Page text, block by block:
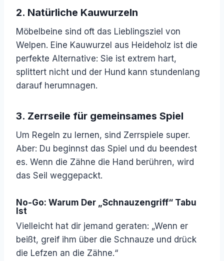
2. Natürliche Kauwurzeln
Möbelbeine sind oft das Lieblingsziel von
Welpen. Eine Kauwurzel aus Heideholz ist die
perfekte Alternative: Sie ist extrem hart,
splittert nicht und der Hund kann stundenlang
darauf herumnagen.
3. Zerrseile für gemeinsames Spiel
Um Regeln zu lernen, sind Zerrspiele super.
Aber: Du beginnst das Spiel und du beendest
es. Wenn die Zähne die Hand berühren, wird
das Seil weggepackt.
No-Go: Warum Der „Schnauzengriff“ Tabu
Ist
Vielleicht hat dir jemand geraten: „Wenn er
beißt, greif ihm über die Schnauze und drück
die Lefzen an die Zähne.“